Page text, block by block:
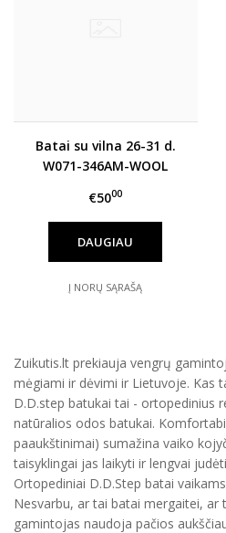
Batai su vilna 26-31 d.
W071-346AM-WOOL
€5000
DAUGIAU
Į NORŲ SĄRAŠĄ
Zuikutis.lt prekiauja vengrų
mėgiami ir dėvimi ir Lietuvoje. Kas
D.D.step batukai tai - ortopedinius
natūralios odos batukai.
paaukštinimai) sumažina vaiko
taisyklingai jas laikyti ir lengvai
Ortopediniai D.D.Step batai
Nesvarbu, ar tai batai mergaitei, ar
gamintojas naudoja pačios